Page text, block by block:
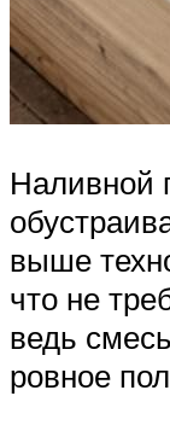
Наливной
выше
что не
ведь
ровное